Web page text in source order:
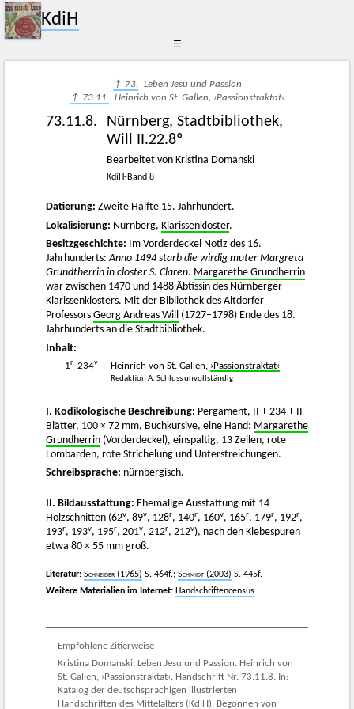
KdiH
☰
↑ 73. Leben Jesu und Passion
↑ 73.11. Heinrich von St. Gallen, ›Passionstraktat‹
73.11.8.
Nürnberg, Stadtbibliothek,
Will II.22.8º
Bearbeitet von Kristina Domanski
KdiH-Band 8
Datierung: Zweite Hälfte 15. Jahrhundert.
Lokalisierung: Nürnberg, Klarissenkloster.
Besitzgeschichte: Im Vorderdeckel Notiz des 16.
Jahrhunderts:Anno 1494 starb die wirdig muter Margreta
Grundtherrin in closter S. Claren. Margarethe Grundherrin
war zwischen 1470 und 1488 Äbtissin des Nürnberger
Klarissenklosters. Mit der Bibliothek des Altdorfer
Professors Georg Andreas Will (1727–1798) Ende des 18.
Jahrhunderts an die Stadtbibliothek.
Inhalt:
1r–234v Heinrich von St. Gallen, ›Passionstraktat‹
Redaktion A, Schluss unvollständig
I. Kodikologische Beschreibung: Pergament, II + 234 + II
Blätter, 100 × 72 mm, Buchkursive, eine Hand: Margarethe
Grundherrin (Vorderdeckel), einspaltig, 13 Zeilen, rote
Lombarden, rote Strichelung und Unterstreichungen.
Schreibsprache: nürnbergisch.
II. Bildausstattung: Ehemalige Ausstattung mit 14
Holzschnitten (62v, 89v, 128r, 140r, 160v, 165r, 179r, 192r,
193r, 193v, 195r, 201v, 212r, 212v), nach den Klebespuren
etwa 80 × 55 mm groß.
Literatur: Schneider (1965) S. 464f.; Schmidt (2003) S. 445f.
Weitere Materialien im Internet: Handschriftencensus
Empfohlene Zitierweise
Kristina Domanski: Leben Jesu und Passion. Heinrich von
St. Gallen, ›Passionstraktat‹. Handschrift Nr. 73.11.8. In:
Katalog der deutschsprachigen illustrierten
Handschriften des Mittelalters (KdiH). Begonnen von